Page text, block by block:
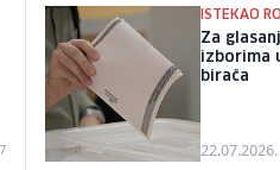
ISTEKAO
Za
izborima
birača